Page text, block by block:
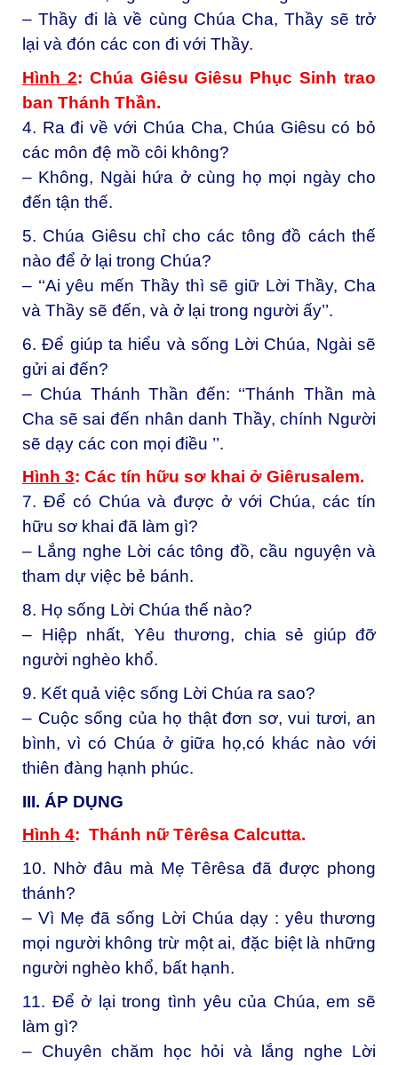
– Thầy đi là về cùng Chúa Cha, Thầy sẽ trở
lại và đón các con đi với Thầy.
Hình 2: Chúa Giêsu Giêsu Phục Sinh trao
ban Thánh Thần.
4. Ra đi về với Chúa Cha, Chúa Giêsu có bỏ
các môn đệ mồ côi không?
– Không, Ngài hứa ở cùng họ mọi ngày cho
đến tận thế.
5. Chúa Giêsu chỉ cho các tông đồ cách thế
nào để ở lại trong Chúa?
– ‘‘Ai yêu mến Thầy thì sẽ giữ Lời Thầy, Cha
và Thầy sẽ đến, và ở lại trong người ấy’’.
6. Để giúp ta hiểu và sống Lời Chúa, Ngài sẽ
gửi ai đến?
– Chúa Thánh Thần đến: ‘‘Thánh Thần mà
Cha sẽ sai đến nhân danh Thầy, chính Người
sẽ dạy các con mọi điều ’’.
Hình 3: Các tín hữu sơ khai ở Giêrusalem.
7. Để có Chúa và được ở với Chúa, các tín
hữu sơ khai đã làm gì?
– Lắng nghe Lời các tông đồ, cầu nguyện và
tham dự việc bẻ bánh.
8. Họ sống Lời Chúa thế nào?
– Hiệp nhất, Yêu thương, chia sẻ giúp đỡ
người nghèo khổ.
9. Kết quả việc sống Lời Chúa ra sao?
– Cuộc sống của họ thật đơn sơ, vui tươi, an
bình, vì có Chúa ở giữa họ,có khác nào với
thiên đàng hạnh phúc.
III. ÁP DỤNG
Hình 4: Thánh nữ Têrêsa Calcutta.
10. Nhờ đâu mà Mẹ Têrêsa đã được phong
thánh?
– Vì Mẹ đã sống Lời Chúa dạy : yêu thương
mọi người không trừ một ai, đặc biệt là những
người nghèo khổ, bất hạnh.
11. Để ở lại trong tình yêu của Chúa, em sẽ
làm gì?
– Chuyên chăm học hỏi và lắng nghe Lời